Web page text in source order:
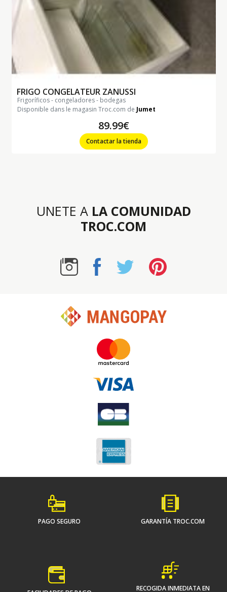
FRIGO CONGELATEUR ZANUSSI
frigoríficos - congeladores - bodegas
Disponible dans le magasin Troc.com de Jumet
89.99€
Contactar la tienda
UNETE A LA COMUNIDAD
TROC.COM
PAGO SEGURO GARANTÍA TROC.COM
RECOGIDA INMEDIATA EN